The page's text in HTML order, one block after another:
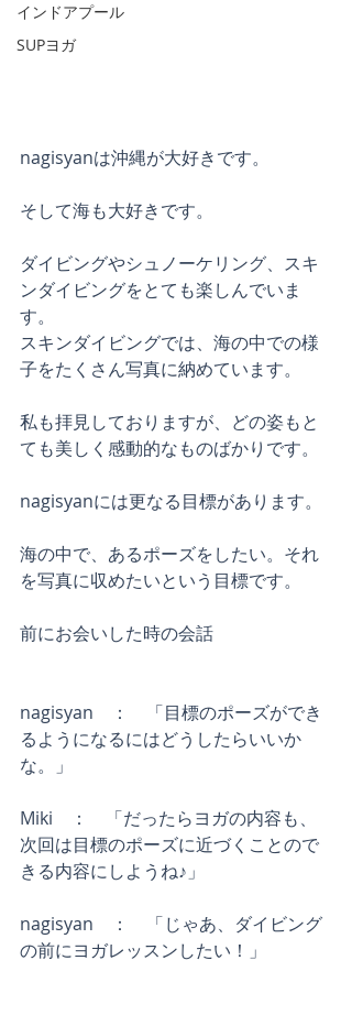
インドアプール
SUPヨガ
nagisyanは沖縄が大好きです。
そして海も大好きです。
ダイビングやシュノーケリング、スキ
ンダイビングをとても楽しんでいま
す。
スキンダイビングでは、海の中での様
子をたくさん写真に納めています。
私も拝見しておりますが、どの姿もと
ても美しく感動的なものばかりです。
nagisyanには更なる目標があります。
海の中で、あるポーズをしたい。それ
を写真に収めたいという目標です。
前にお会いした時の会話
nagisyan　：　「目標のポーズができ
るようになるにはどうしたらいいか
な。」
Miki　：　「だったらヨガの内容も、
次回は目標のポーズに近づくことので
きる内容にしようね♪」
nagisyan　：　「じゃあ、ダイビング
の前にヨガレッスンしたい！」